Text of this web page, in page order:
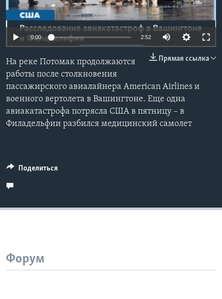
Learning English
СОЦИАЛЬНЫЕ СЕТИ
Языки
720p
0:00 2:52
480p
720p
1080p
Прямая ссылка
На реке Потомак продолжаются
работы после столкновения
пассажирского авиалайнера American Airlines и
военного вертолета в Вашингтоне. Еще одна
авиакатастрофа потрясла США в пятницу – в
Филадельфии разбился медицинский самолет
Поделиться
Форум